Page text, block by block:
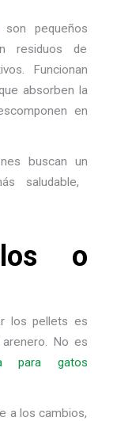
son pequeños
residuos de
Funcionan
absorben la
en
buscan un
saludable,
o
los pellets es
No es
para gatos
a los cambios,